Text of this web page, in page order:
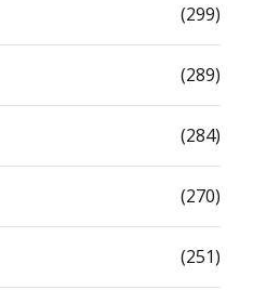
(299)
(289)
(284)
(270)
(251)